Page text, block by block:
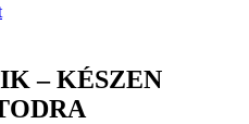
– KÉSZEN